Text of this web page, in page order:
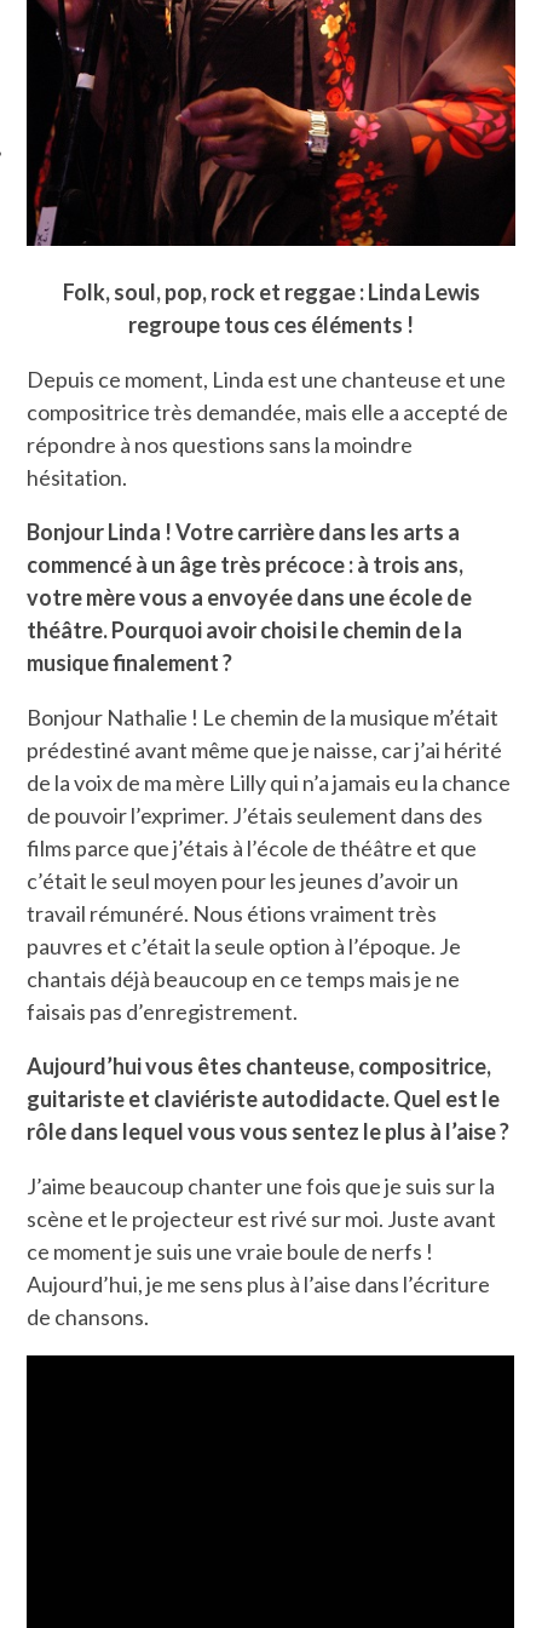
SOCIAUX
Folk, soul, pop, rock et reggae : Linda Lewis
regroupe tous ces éléments !
Depuis ce moment, Linda est une chanteuse et une
compositrice très demandée, mais elle a accepté de
répondre à nos questions sans la moindre
hésitation.
Bonjour Linda ! Votre carrière dans les arts a
commencé à un âge très précoce : à trois ans,
votre mère vous a envoyée dans une école de
théâtre. Pourquoi avoir choisi le chemin de la
musique finalement ?
Bonjour Nathalie ! Le chemin de la musique m’était
prédestiné avant même que je naisse, car j’ai hérité
de la voix de ma mère Lilly qui n’a jamais eu la chance
de pouvoir l’exprimer. J’étais seulement dans des
films parce que j’étais à l’école de théâtre et que
c’était le seul moyen pour les jeunes d’avoir un
travail rémunéré. Nous étions vraiment très
pauvres et c’était la seule option à l’époque. Je
chantais déjà beaucoup en ce temps mais je ne
faisais pas d’enregistrement.
Aujourd’hui vous êtes chanteuse, compositrice,
guitariste et claviériste autodidacte. Quel est le
rôle dans lequel vous vous sentez le plus à l’aise ?
J’aime beaucoup chanter une fois que je suis sur la
scène et le projecteur est rivé sur moi. Juste avant
ce moment je suis une vraie boule de nerfs !
Aujourd’hui, je me sens plus à l’aise dans l’écriture
de chansons.